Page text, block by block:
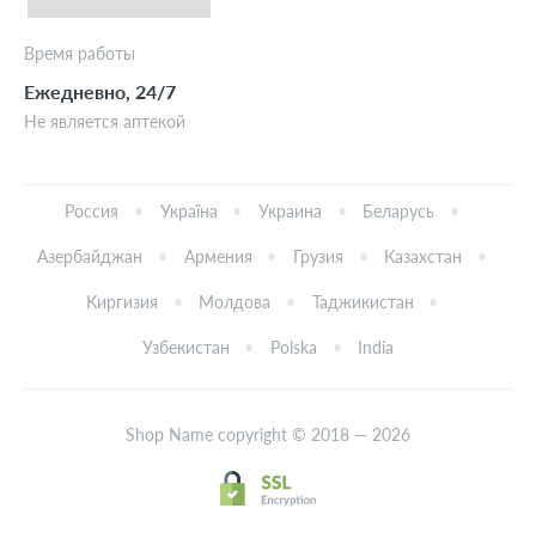
Время работы
Ежедневно, 24/7
Не является аптекой
Россия Україна Украина Беларусь
Азербайджан Армения Грузия Казахстан
Киргизия Молдова Таджикистан
Узбекистан Polska India
Shop Name copyright © 2018 — 2026